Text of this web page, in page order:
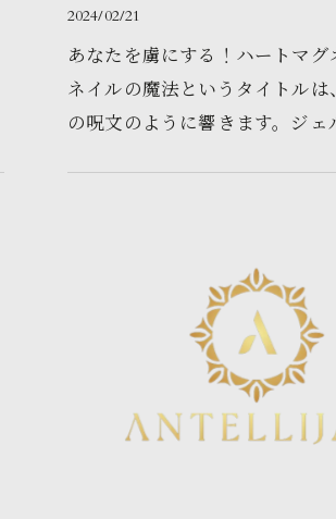
2024/02/21
あなたを虜にする！ハートマ
ネイルの魔法というタイトル
の呪文のように響きます。ジェ